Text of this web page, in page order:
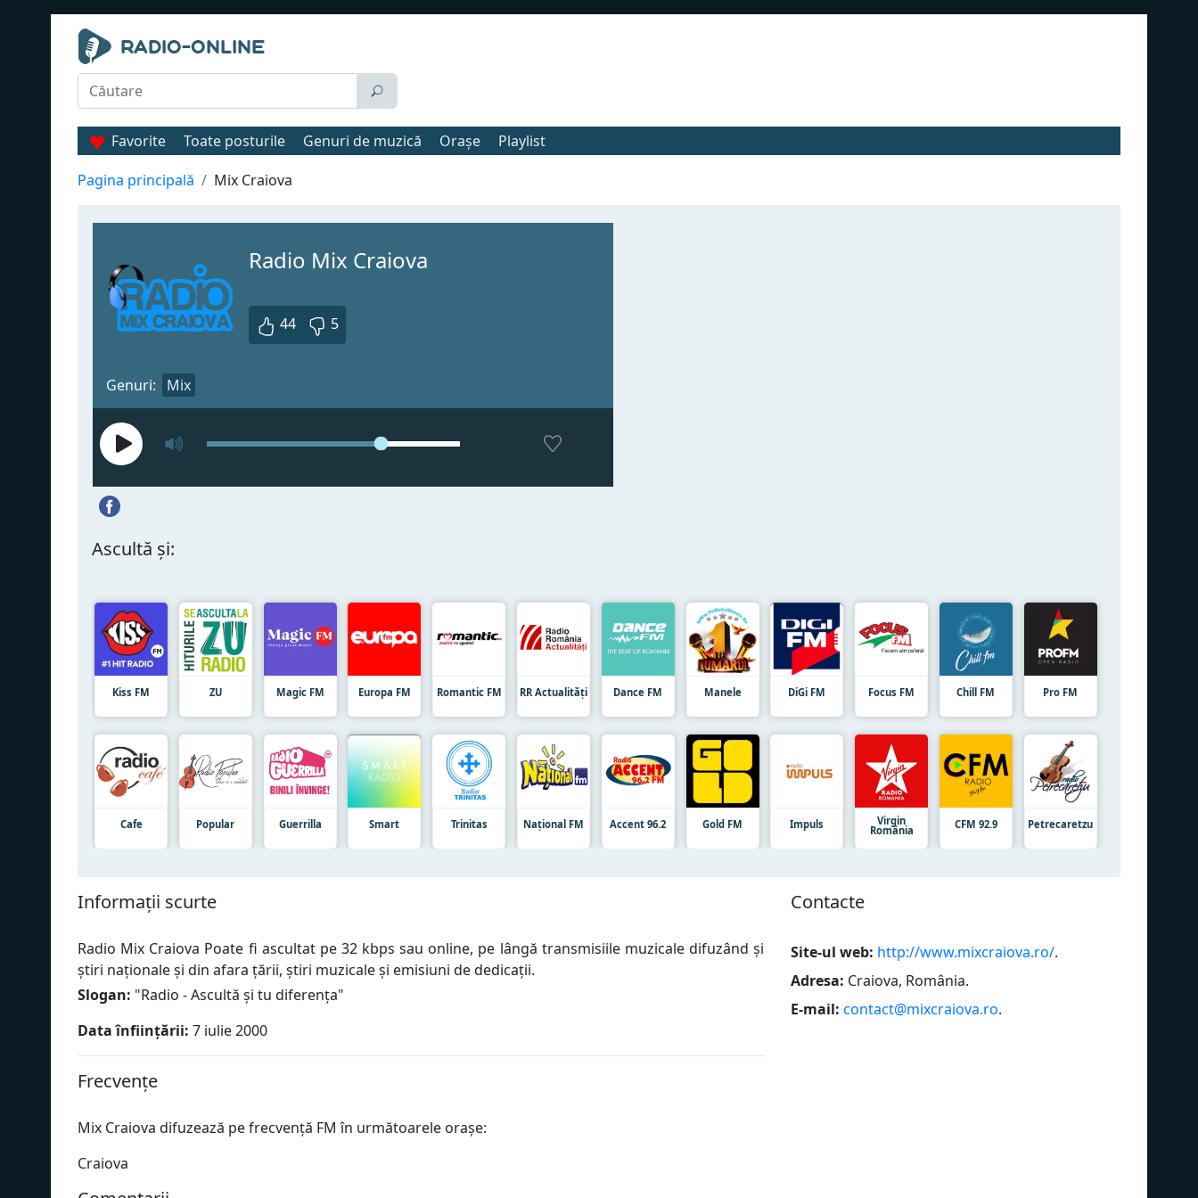
Favorite Toate posturile Genuri de muzică Orașe
Playlist
Pagina principală
Mix Craiova
Radio Mix Craiova
44 5
Genuri: Mix
Ascultă și:
Kiss FM ZU Magic FM Europa FM Romantic FM RR Actualități Dance FM Manele DiGi FM Focus FM Chill FM Pro FM
Cafe Popular Guerrilla Smart Trinitas Național FM Accent 96.2 Gold FM Impuls Virgin
România CFM 92.9 Petrecaretzu
Informații scurte
Radio Mix Craiova Poate fi ascultat pe 32 kbps sau online, pe lângă transmisiile muzicale difuzând și
știri naționale și din afara țării, știri muzicale și emisiuni de dedicații.
Slogan: "Radio - Ascultă și tu diferența"
Data înființării: 7 iulie 2000
Frecvențe
Mix Craiova difuzează pe frecvență FM în următoarele orașe:
Craiova
Сontacte
Site-ul web: http://www.mixcraiova.ro/.
Adresa: Craiova, România.
E-mail: contact@mixcraiova.ro.